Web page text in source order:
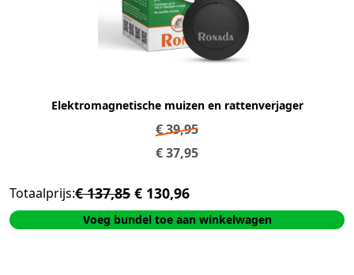
Elektromagnetische muizen en rattenverjager
€39,95
€37,95
Totaalprijs:€ 137,85 € 130,96
Voeg bundel toe aan winkelwagen